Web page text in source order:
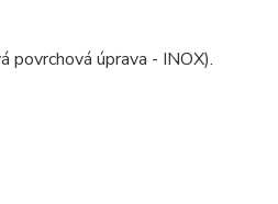
povrchová úprava - INOX).